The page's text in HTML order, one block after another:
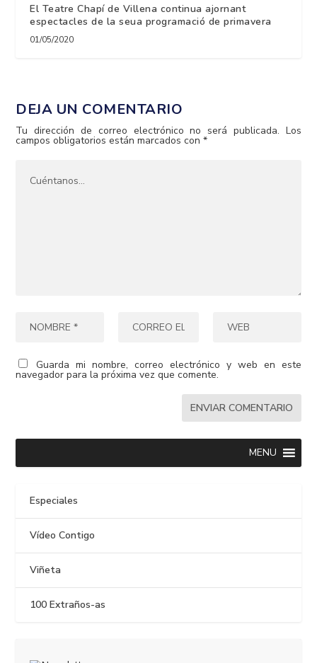
El Teatre Chapí de Villena continua ajornant
espectacles de la seua programació de primavera
01/05/2020
DEJA UN COMENTARIO
Tu dirección de correo electrónico no será publicada. Los
campos obligatorios están marcados con*
Guarda mi nombre, correo electrónico y web en este
navegador para la próxima vez que comente.
MENU
Especiales
Vídeo Contigo
Viñeta
100 Extraños-as